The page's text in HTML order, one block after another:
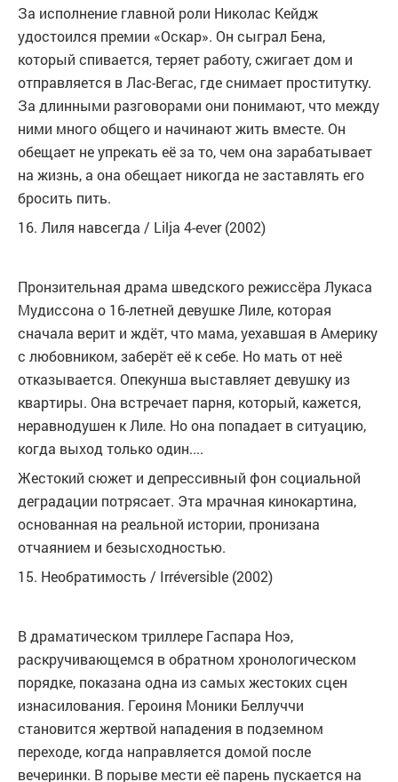
За исполнение главной роли Николас Кейдж
удостоился премии «Оскар». Он сыграл Бена,
который спивается, теряет работу, сжигает дом и
отправляется в Лас-Вегас, где снимает проститутку.
За длинными разговорами они понимают, что между
ними много общего и начинают жить вместе. Он
обещает не упрекать её за то, чем она зарабатывает
на жизнь, а она обещает никогда не заставлять его
бросить пить.
16. Лиля навсегда / Lilja 4-ever (2002)
Пронзительная драма шведского режиссёра Лукаса
Мудиссона о 16-летней девушке Лиле, которая
сначала верит и ждёт, что мама, уехавшая в Америку
с любовником, заберёт её к себе. Но мать от неё
отказывается. Опекунша выставляет девушку из
квартиры. Она встречает парня, который, кажется,
неравнодушен к Лиле. Но она попадает в ситуацию,
когда выход только один....
Жестокий сюжет и депрессивный фон социальной
деградации потрясает. Эта мрачная кинокартина,
основанная на реальной истории, пронизана
отчаянием и безысходностью.
15. Необратимость / Irréversible (2002)
В драматическом триллере Гаспара Ноэ,
раскручивающемся в обратном хронологическом
порядке, показана одна из самых жестоких сцен
изнасилования. Героиня Моники Беллуччи
становится жертвой нападения в подземном
переходе, когда направляется домой после
вечеринки. В порыве мести её парень пускается на